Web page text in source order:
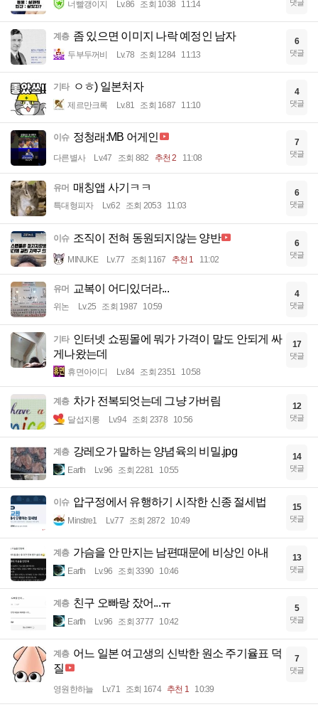
너빨갱이지 Lv.86 조회 1038 11:14 댓글
계층 좀 있으면 이미지 나락 예정인 남자
두부두꺼비 Lv.78 조회 1284 11:13
6
댓글
기타 ㅇㅎ) 일본처자
제르만크록 Lv.81 조회 1687 11:10
4
댓글
이슈 정청래:MB 어게인
다른별사 Lv.47 조회 882 추천 2 11:08
7
댓글
유머 매칭앱 사기ㅋㅋ
특대형피자 Lv.62 조회 2053 11:03
6
댓글
이슈 조직이 전혀 동원되지않는 양반
MINUKE Lv.77 조회 1167 추천 1 11:02
6
댓글
유머 교복이 어디있더라...
위논 Lv.25 조회 1987 10:59
4
댓글
기타 인터넷 쇼핑몰에 뭐가 가격이 말도 안되게 싸
게나왔는데
휴면아이디 Lv.84 조회 2351 10:58
17
댓글
계층 차가 전복되엇는데 그냥 가버림
달섭지롱 Lv.94 조회 2378 10:56
12
댓글
계층 강레오가 말하는 양념육의 비밀.jpg
Earth Lv.96 조회 2281 10:55
14
댓글
이슈 압구정에서 유행하기 시작한 신종 절세법
Minstre1 Lv.77 조회 2872 10:49
15
댓글
계층 가슴을 안 만지는 남편때문에 비상인 아내
Earth Lv.96 조회 3390 10:46
13
댓글
계층 친구 오빠랑 잤어...ㅠ
Earth Lv.96 조회 3777 10:42
5
댓글
계층 어느 일본 여고생의 신박한 원소 주기율표 덕
질
영원한하늘 Lv.71 조회 1674 추천 1 10:39
7
댓글